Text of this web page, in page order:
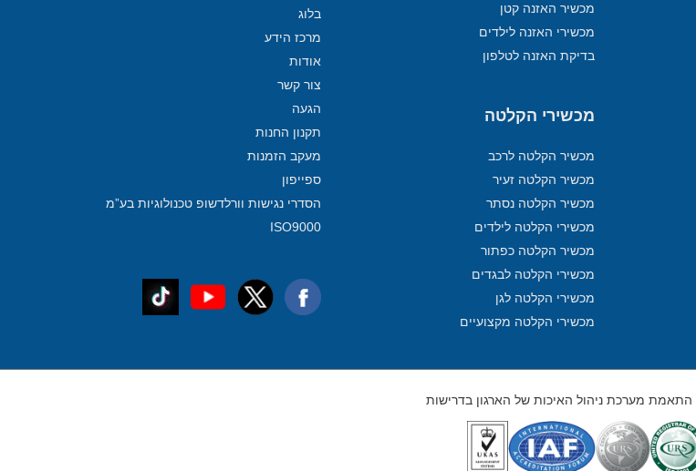
מכשיר האזנה קטן
מכשירי האזנה לילדים
בדיקת האזנה לטלפון
מכשירי הקלטה
מכשיר הקלטה לרכב
מכשיר הקלטה זעיר
מכשיר הקלטה נסתר
מכשירי הקלטה לילדים
מכשיר הקלטה כפתור
מכשירי הקלטה לבגדים
מכשירי הקלטה לגן
מכשירי הקלטה מקצועיים
בלוג
מרכז הידע
אודות
צור קשר
הגעה
תקנון החנות
מעקב הזמנות
ספייפון
הסדרי נגישות וורלדשופ טכנולוגיות בע”מ
ISO9000